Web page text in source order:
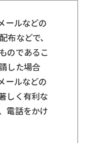
ールなどの
などで、
のであるこ
した場合
ールなどの
しく有利な
電話をかけ